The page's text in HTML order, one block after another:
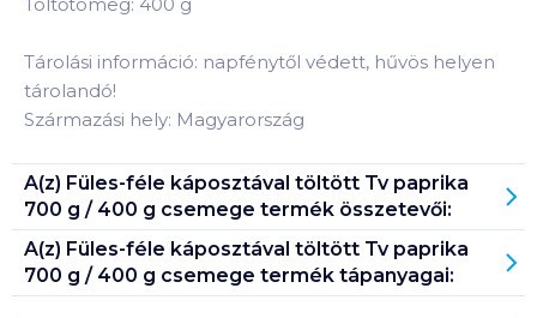
Tárolási információ: napfénytől védett, hűvös helyen
tárolandó!
Származási hely: Magyarország
A(z) Füles-féle káposztával töltött Tv paprika
700 g / 400 g csemege termék összetevői:
A(z) Füles-féle káposztával töltött Tv paprika
700 g / 400 g csemege termék tápanyagai: